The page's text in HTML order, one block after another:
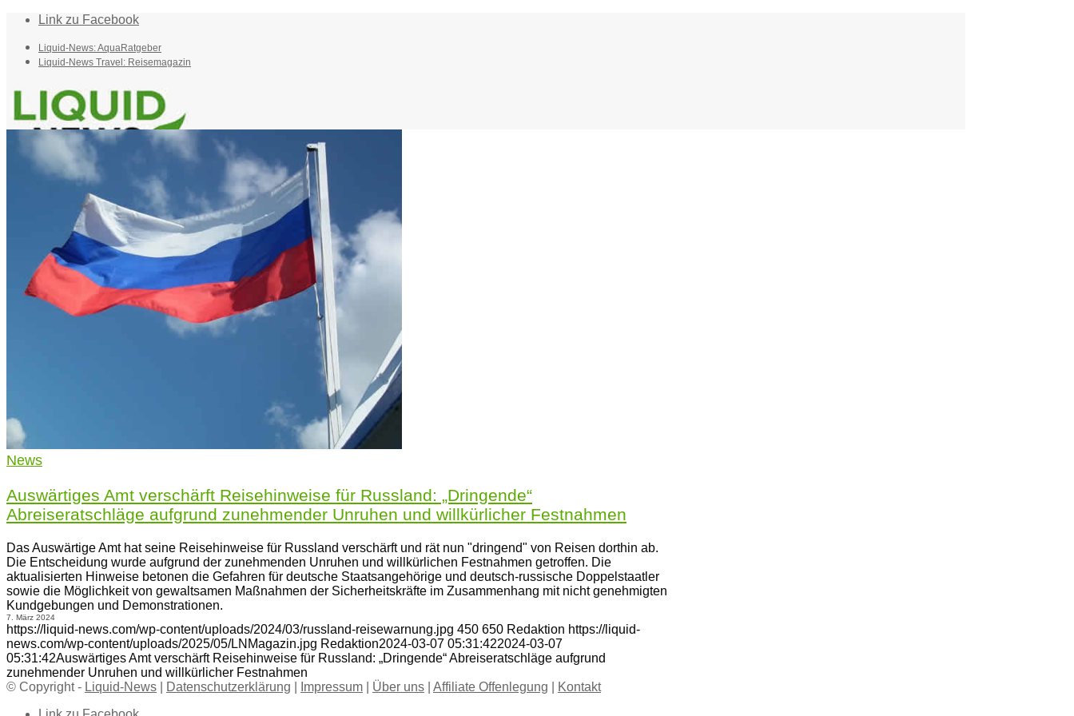
Link zu Facebook
Liquid-News: AquaRatgeber
Liquid-News Travel: Reisemagazin
Home
Suche
Menü Menü
News
Auswärtiges Amt verschärft Reisehinweise für Russland: „Dringende“
Abreiseratschläge aufgrund zunehmender Unruhen und willkürlicher Festnahmen
Das Auswärtige Amt hat seine Reisehinweise für Russland verschärft und rät nun "dringend" von Reisen dorthin ab.
Die Entscheidung wurde aufgrund der zunehmenden Unruhen und willkürlichen Festnahmen getroffen. Die
aktualisierten Hinweise betonen die Gefahren für deutsche Staatsangehörige und deutsch-russische Doppelstaatler
sowie die Möglichkeit von gewaltsamen Maßnahmen der Sicherheitskräfte im Zusammenhang mit nicht genehmigten
Kundgebungen und Demonstrationen.
7. März 2024
https://liquid-news.com/wp-content/uploads/2024/03/russland-reisewarnung.jpg 450 650 Redaktion https://liquid-
news.com/wp-content/uploads/2025/05/LNMagazin.jpg Redaktion2024-03-07 05:31:422024-03-07
05:31:42Auswärtiges Amt verschärft Reisehinweise für Russland: „Dringende“ Abreiseratschläge aufgrund
zunehmender Unruhen und willkürlicher Festnahmen
© Copyright - Liquid-News Datenschutzerklärung Impressum Über uns Affiliate Offenlegung
Kontakt